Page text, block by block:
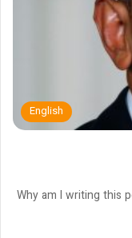
English
Why am I writing this